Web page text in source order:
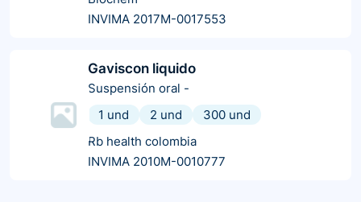
INVIMA 2017M-0017553
Gaviscon liquido
Suspensión oral -
1 und
2 und
300 und
Rb health colombia
INVIMA 2010M-0010777